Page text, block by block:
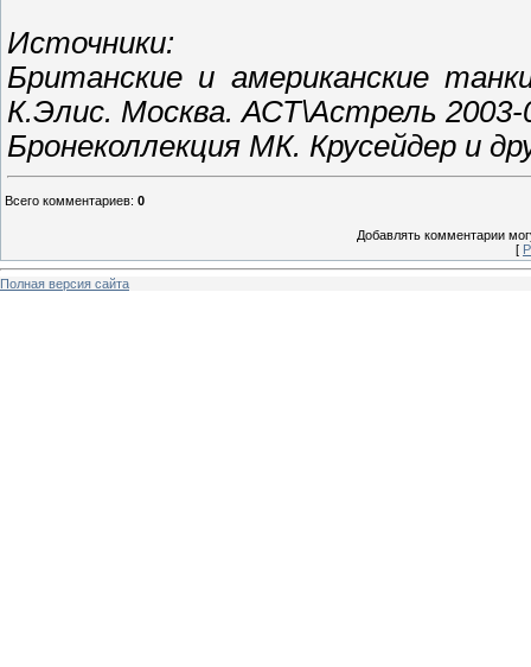
Источники:
Британские и американские
К.Элис. Москва. АСТ\Астрель 2003-
Бронеколлекция МК. Крусейдер и
Всего комментариев: 0
Добавлять комментарии
[
Полная версия сайта